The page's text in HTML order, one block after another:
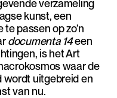
verzameling
kunst, een
passen op zo’n
documenta 14een
is het Art
waar de
uitgebreid en
van nu.